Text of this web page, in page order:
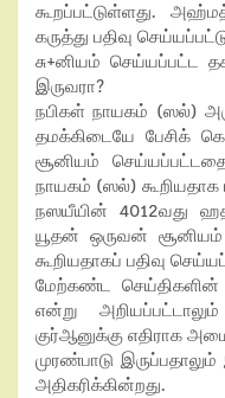
கூறப்பட்டுள்ளது.
கருத்து பதிவு
சு+னியம் செய்யப்பட்ட
இருவரா?
நபிகள் நாயகம் (ஸல்)
தமக்கிடையே பேசிக்
சூனியம்
நாயகம் (ஸல்) கூறியதாக
நஸயீயின் 4012வது
யூதன் ஒருவன் சூனியம்
கூறியதாகப் பதிவு
மேற்கண்ட செய்திகளின்
என்று
குர்ஆனுக்கு எதிராக
முரண்பாடு
அதிகரிக்கின்றது.